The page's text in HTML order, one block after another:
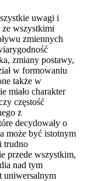
uwagi i
wszystkimi
zmiennych
zmiany postawy,
w formowaniu
także w
miało charakter
częstość
z
decydowały o
może być istotnym
trudno
przede wszystkim,
nad tym
uniwersalnym